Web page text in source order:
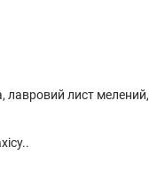
лавровий лист мелений,